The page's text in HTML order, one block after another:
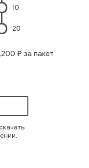
10
20
₽ за пакет